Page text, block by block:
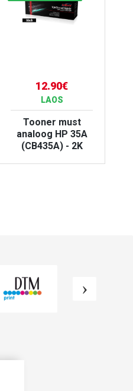
12.90€
LAOS
Tooner must
analoog HP 35A
(CB435A) - 2K